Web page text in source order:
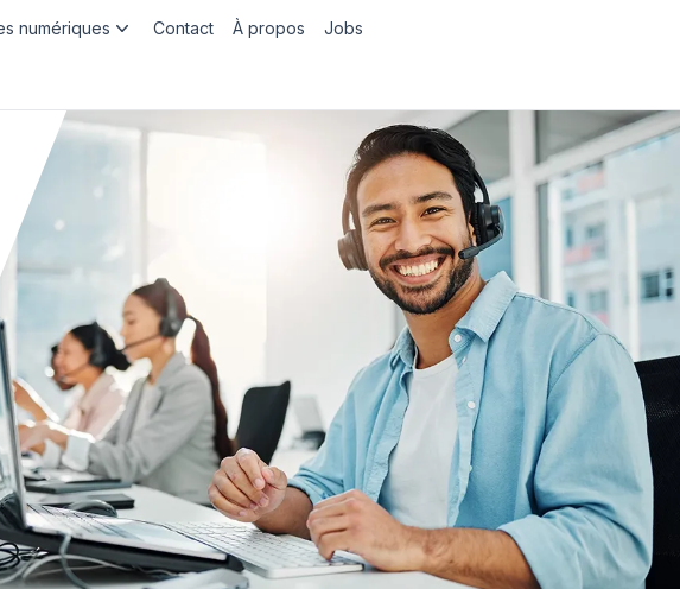
numériques Contact À propos Jobs